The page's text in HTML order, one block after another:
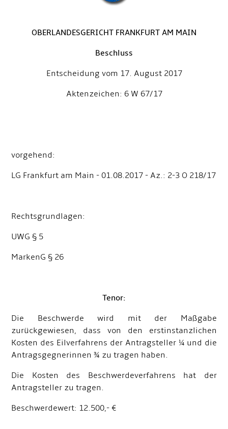
OBERLANDESGERICHT FRANKFURT AM MAIN
Beschluss
Entscheidung vom 17. August 2017
Aktenzeichen: 6 W 67/17
vorgehend:
LG Frankfurt am Main - 01.08.2017 - Az.: 2-3 O 218/17
Rechtsgrundlagen:
UWG § 5
MarkenG § 26
Tenor:
Die Beschwerde wird mit der Maßgabe
zurückgewiesen, dass von den erstinstanzlichen
Kosten des Eilverfahrens der Antragsteller ¼ und die
Antragsgegnerinnen ¾ zu tragen haben.
Die Kosten des Beschwerdeverfahrens hat der
Antragsteller zu tragen.
Beschwerdewert: 12.500,- €